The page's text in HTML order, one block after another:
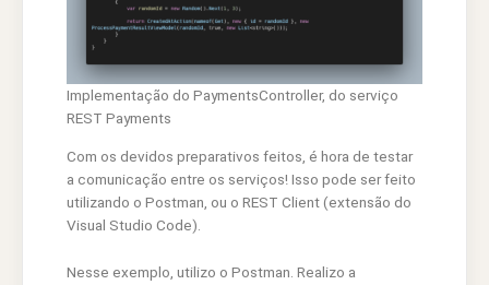
Implementação do PaymentsController, do serviço
REST Payments
Com os devidos preparativos feitos, é hora de testar
a comunicação entre os serviços! Isso pode ser feito
utilizando o Postman, ou o REST Client (extensão do
Visual Studio Code).
Nesse exemplo, utilizo o Postman. Realizo a